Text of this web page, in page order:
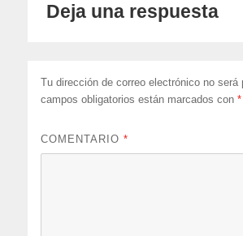
Deja una respuesta
Tu dirección de correo electrónico no será
campos obligatorios están marcados con*
COMENTARIO*